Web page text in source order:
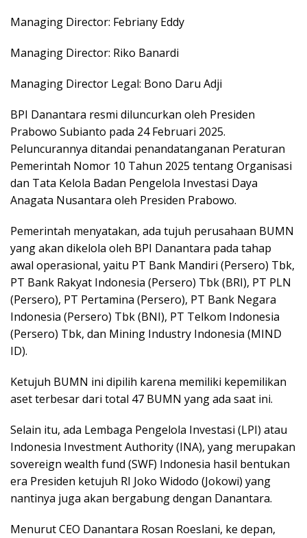
Managing Director: Febriany Eddy
Managing Director: Riko Banardi
Managing Director Legal: Bono Daru Adji
BPI Danantara resmi diluncurkan oleh Presiden
Prabowo Subianto pada 24 Februari 2025.
Peluncurannya ditandai penandatanganan Peraturan
Pemerintah Nomor 10 Tahun 2025 tentang Organisasi
dan Tata Kelola Badan Pengelola Investasi Daya
Anagata Nusantara oleh Presiden Prabowo.
Pemerintah menyatakan, ada tujuh perusahaan BUMN
yang akan dikelola oleh BPI Danantara pada tahap
awal operasional, yaitu PT Bank Mandiri (Persero) Tbk,
PT Bank Rakyat Indonesia (Persero) Tbk (BRI), PT PLN
(Persero), PT Pertamina (Persero), PT Bank Negara
Indonesia (Persero) Tbk (BNI), PT Telkom Indonesia
(Persero) Tbk, dan Mining Industry Indonesia (MIND
ID).
Ketujuh BUMN ini dipilih karena memiliki kepemilikan
aset terbesar dari total 47 BUMN yang ada saat ini.
Selain itu, ada Lembaga Pengelola Investasi (LPI) atau
Indonesia Investment Authority (INA), yang merupakan
sovereign wealth fund (SWF) Indonesia hasil bentukan
era Presiden ketujuh RI Joko Widodo (Jokowi) yang
nantinya juga akan bergabung dengan Danantara.
Menurut CEO Danantara Rosan Roeslani, ke depan,